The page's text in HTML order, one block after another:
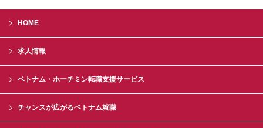
HOME
求人情報
ベトナム・ホーチミン転職支援サービス
チャンスが広がるベトナム就職